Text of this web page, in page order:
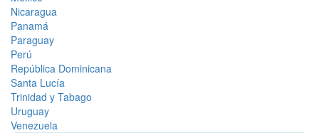
Nicaragua
Panamá
Paraguay
Perú
República Dominicana
Santa Lucía
Trinidad y Tabago
Uruguay
Venezuela